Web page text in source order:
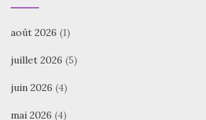
août 2026 (1)
juillet 2026 (5)
juin 2026 (4)
mai 2026 (4)